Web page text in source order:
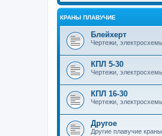
КРАНЫ ПЛАВУЧИЕ
Блейхерт
Чертежи,
КПЛ 5-30
Чертежи,
КПЛ 16-30
Чертежи,
Другое
Другие плавучие